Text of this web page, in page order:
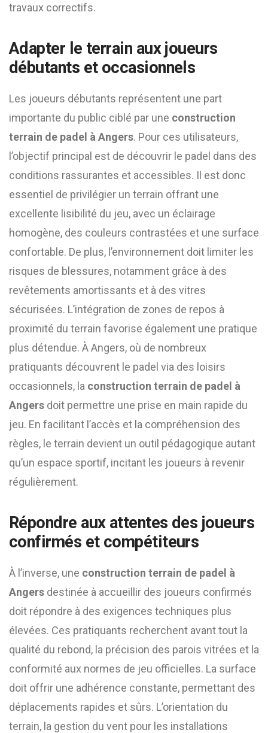
travaux correctifs.
Adapter le terrain aux joueurs
débutants et occasionnels
Les joueurs débutants représentent une part
importante du public ciblé par une construction
terrain de padel à Angers. Pour ces utilisateurs,
l’objectif principal est de découvrir le padel dans des
conditions rassurantes et accessibles. Il est donc
essentiel de privilégier un terrain offrant une
excellente lisibilité du jeu, avec un éclairage
homogène, des couleurs contrastées et une surface
confortable. De plus, l’environnement doit limiter les
risques de blessures, notamment grâce à des
revêtements amortissants et à des vitres
sécurisées. L’intégration de zones de repos à
proximité du terrain favorise également une pratique
plus détendue. À Angers, où de nombreux
pratiquants découvrent le padel via des loisirs
occasionnels, la construction terrain de padel à
Angers doit permettre une prise en main rapide du
jeu. En facilitant l’accès et la compréhension des
règles, le terrain devient un outil pédagogique autant
qu’un espace sportif, incitant les joueurs à revenir
régulièrement.
Répondre aux attentes des joueurs
confirmés et compétiteurs
À l’inverse, une construction terrain de padel à
Angers destinée à accueillir des joueurs confirmés
doit répondre à des exigences techniques plus
élevées. Ces pratiquants recherchent avant tout la
qualité du rebond, la précision des parois vitrées et la
conformité aux normes de jeu officielles. La surface
doit offrir une adhérence constante, permettant des
déplacements rapides et sûrs. L’orientation du
terrain, la gestion du vent pour les installations